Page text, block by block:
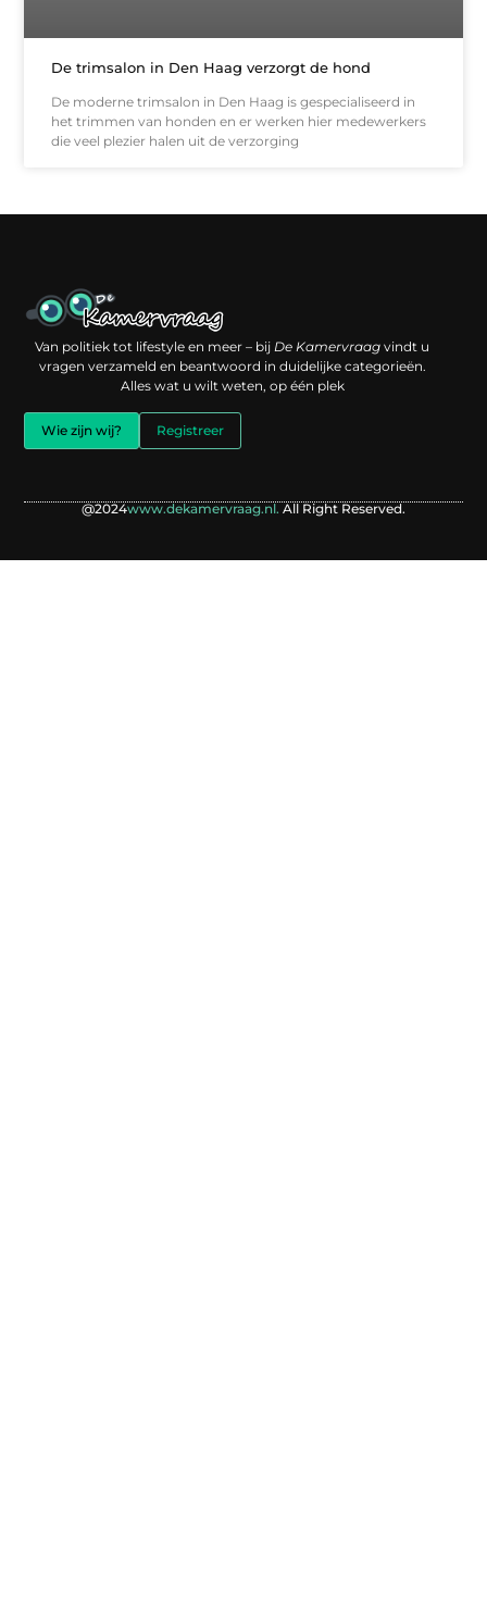
De trimsalon in Den Haag verzorgt de hond
De moderne trimsalon in Den Haag is gespecialiseerd in
het trimmen van honden en er werken hier medewerkers
die veel plezier halen uit de verzorging
Van politiek tot lifestyle en meer – bijDe Kamervraag vindt u
vragen verzameld en beantwoord in duidelijke categorieën.
Alles wat u wilt weten, op één plek
Wie zijn wij? Registreer
@2024www.dekamervraag.nl. All Right Reserved.